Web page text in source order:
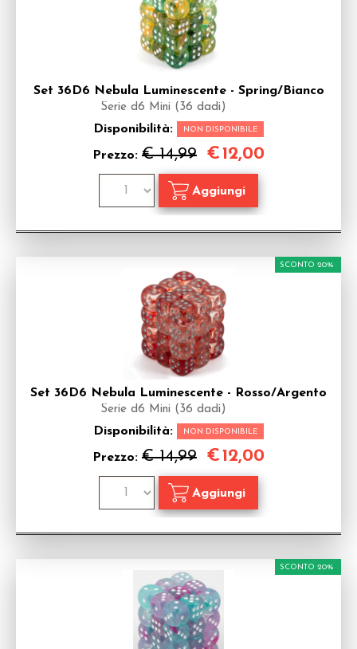
Set 36D6 Nebula Luminescente - Spring/Bianco
Serie d6 Mini (36 dadi)
Disponibilità: NON DISPONIBILE
Prezzo: € 14,99 €12,00
Set 36D6 Nebula Luminescente - Rosso/Argento
Serie d6 Mini (36 dadi)
Disponibilità: NON DISPONIBILE
Prezzo: € 14,99
SCONTO 20%
€12,00
SCONTO 20%